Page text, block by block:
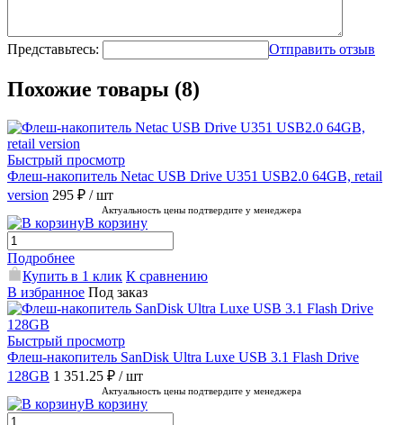
Представьтесь: Отправить отзыв
Похожие товары (8)
Быстрый просмотр
Флеш-накопитель Netac USB Drive U351 USB2.0 64GB, retail
version 295 ₽ / шт
Актуальность цены подтвердите у менеджера
В корзину
Подробнее
Купить в 1 клик К сравнению
В избранное Под заказ
Быстрый просмотр
Флеш-накопитель SanDisk Ultra Luxe USB 3.1 Flash Drive
128GB 1 351.25 ₽ / шт
Актуальность цены подтвердите у менеджера
В корзину